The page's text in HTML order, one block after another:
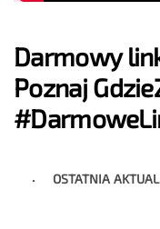
Darmowy
Poznaj
OSTATNIA